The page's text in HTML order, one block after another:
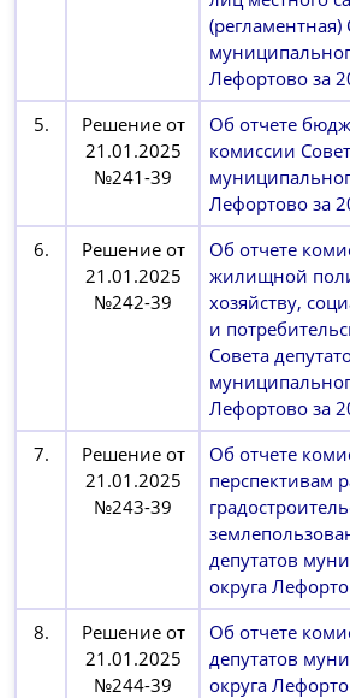
(регламентная)
Лефортово за
5.
Решение от
21.01.2025
№241-39
Об отчете
комиссии
Лефортово за
6.
Решение от
21.01.2025
№242-39
Об отчете
жилищной
хозяйству,
и
Совета
Лефортово за
7.
Решение от
21.01.2025
№243-39
Об отчете
перспективам
депутатов
округа
8.
Решение от
21.01.2025
№244-39
Об отчете
депутатов
округа